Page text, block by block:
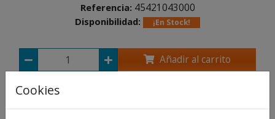
Referencia: 45421043000
Disponibilidad: ¡En Stock!
Añadir al carrito
Cookies